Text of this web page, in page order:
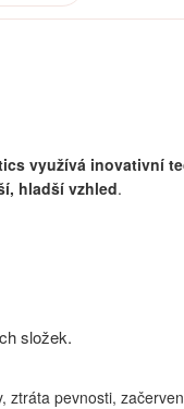
využívá inovativní
hladší vzhled.
složek.
pevnosti,